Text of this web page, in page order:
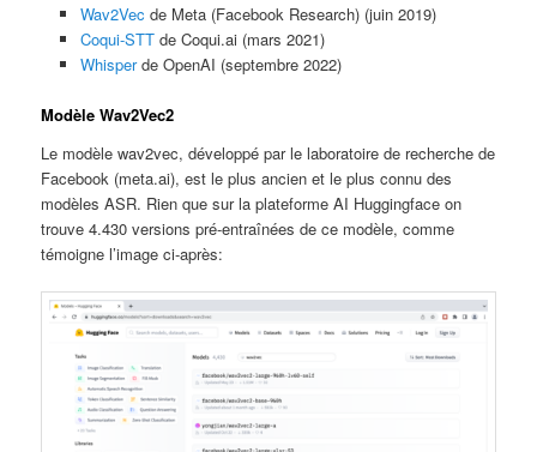
Wav2Vec de Meta (Facebook Research) (juin 2019)
Coqui-STTde Coqui.ai (mars 2021)
Whisperde OpenAI (septembre 2022)
Modèle Wav2Vec2
Le modèle wav2vec, développé par le laboratoire de recherche de
Facebook (meta.ai), est le plus ancien et le plus connu des
modèles ASR. Rien que sur la plateforme AI Huggingface on
trouve 4.430 versions pré-entraînées de ce modèle, comme
témoigne l’image ci-après: